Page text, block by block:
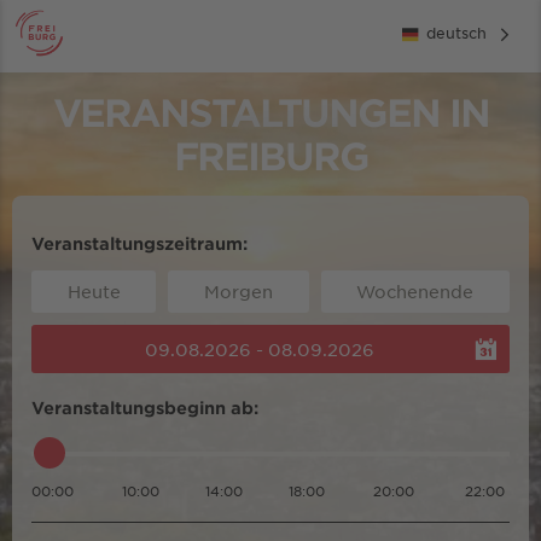
deutsch
VERANSTALTUNGEN IN
FREIBURG
Veranstaltungszeitraum:
Heute Morgen Wochenende
09.08.2026 - 08.09.2026
Veranstaltungsbeginn ab:
00:00 10:00 14:00 18:00 20:00 22:00